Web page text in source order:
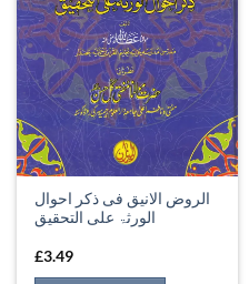
الروض الانیق فی ذکر احوال
الورثۃ علی التحقیق
£3.49